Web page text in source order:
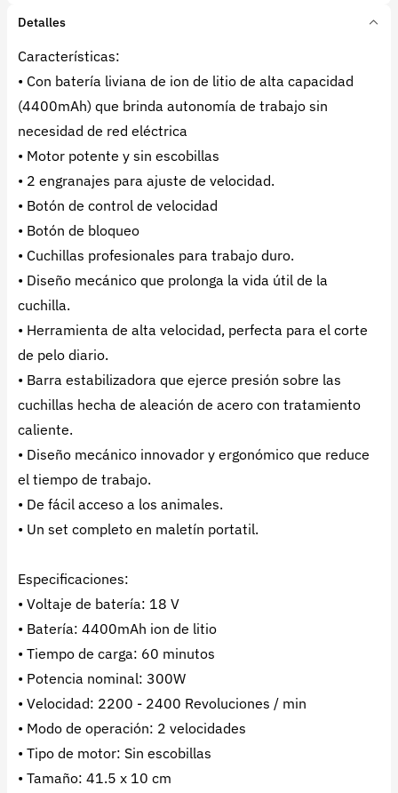
Detalles
Características:
• Con batería liviana de ion de litio de alta capacidad
(4400mAh) que brinda autonomía de trabajo sin
necesidad de red eléctrica
• Motor potente y sin escobillas
• 2 engranajes para ajuste de velocidad.
• Botón de control de velocidad
• Botón de bloqueo
• Cuchillas profesionales para trabajo duro.
• Diseño mecánico que prolonga la vida útil de la
cuchilla.
• Herramienta de alta velocidad, perfecta para el corte
de pelo diario.
• Barra estabilizadora que ejerce presión sobre las
cuchillas hecha de aleación de acero con tratamiento
caliente.
• Diseño mecánico innovador y ergonómico que reduce
el tiempo de trabajo.
• De fácil acceso a los animales.
• Un set completo en maletín portatil.
Especificaciones:
• Voltaje de batería: 18 V
• Batería: 4400mAh ion de litio
• Tiempo de carga: 60 minutos
• Potencia nominal: 300W
• Velocidad: 2200 - 2400 Revoluciones / min
• Modo de operación: 2 velocidades
• Tipo de motor: Sin escobillas
• Tamaño: 41.5 x 10 cm